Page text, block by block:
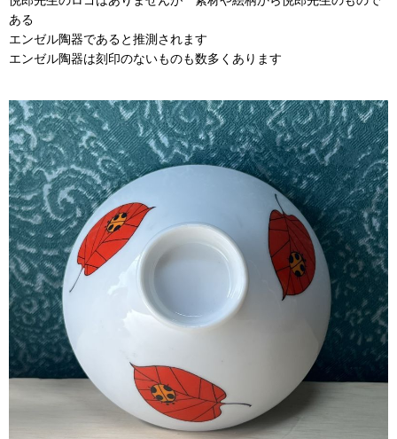
ある
エンゼル陶器であると推測されます
エンゼル陶器は刻印のないものも数多くあります